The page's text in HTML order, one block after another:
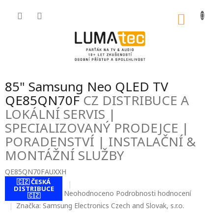
85" Samsung Neo QLED TV
QE85QN70FCZ DISTRIBUCE A
LOKÁLNÍ SERVIS |
SPECIALIZOVANÝ PRODEJCE |
PORADENSTVÍ | INSTALAČNÍ &
MONTÁŽNÍ SLUŽBY
QE85QN70FAUXXH
🇨🇿 ČESKÁ
DISTRIBUCE
🇨🇿
Průměrné
hodnocení
produktu
Neohodnoceno Podrobnosti hodnocení
Značka: Samsung Electronics Czech and Slovak, s.r.o.